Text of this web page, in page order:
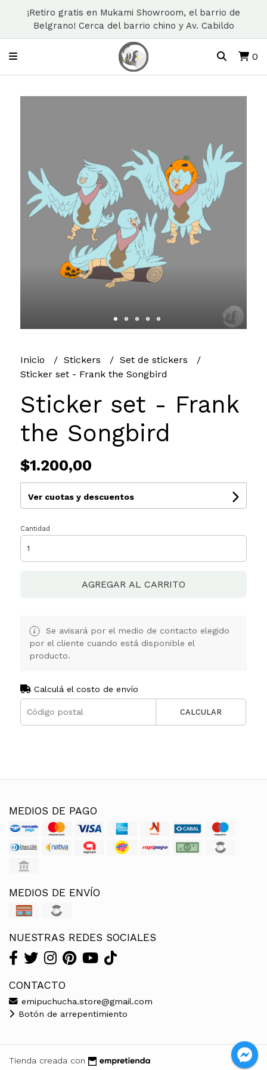
¡Retiro gratis en Mukami Showroom, el barrio de
Belgrano! Cerca del barrio chino y Av. Cabildo
0
Inicio Stickers
Set de stickers
Sticker set - Frank the Songbird
Sticker set - Frank
the Songbird
$1.200,00
Ver cuotas y descuentos
Cantidad
AGREGAR AL CARRITO
Se avisará por el medio de contacto elegido
por el cliente cuando está disponible el
producto.
Calculá el costo de envío
CALCULAR
MEDIOS DE PAGO
MEDIOS DE ENVÍO
NUESTRAS REDES SOCIALES
CONTACTO
emipuchucha.store@gmail.com
Botón de arrepentimiento
Tienda creada con